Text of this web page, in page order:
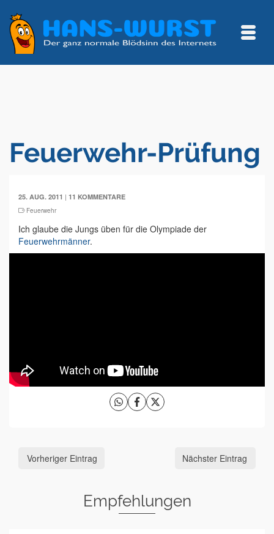
Feuerwehr-Prüfung
25. AUG. 2011 | 11 KOMMENTARE
Feuerwehr
Ich glaube die Jungs üben für die Olympiade der
Feuerwehrmänner.
Vorheriger Eintrag Nächster Eintrag
Empfehlungen